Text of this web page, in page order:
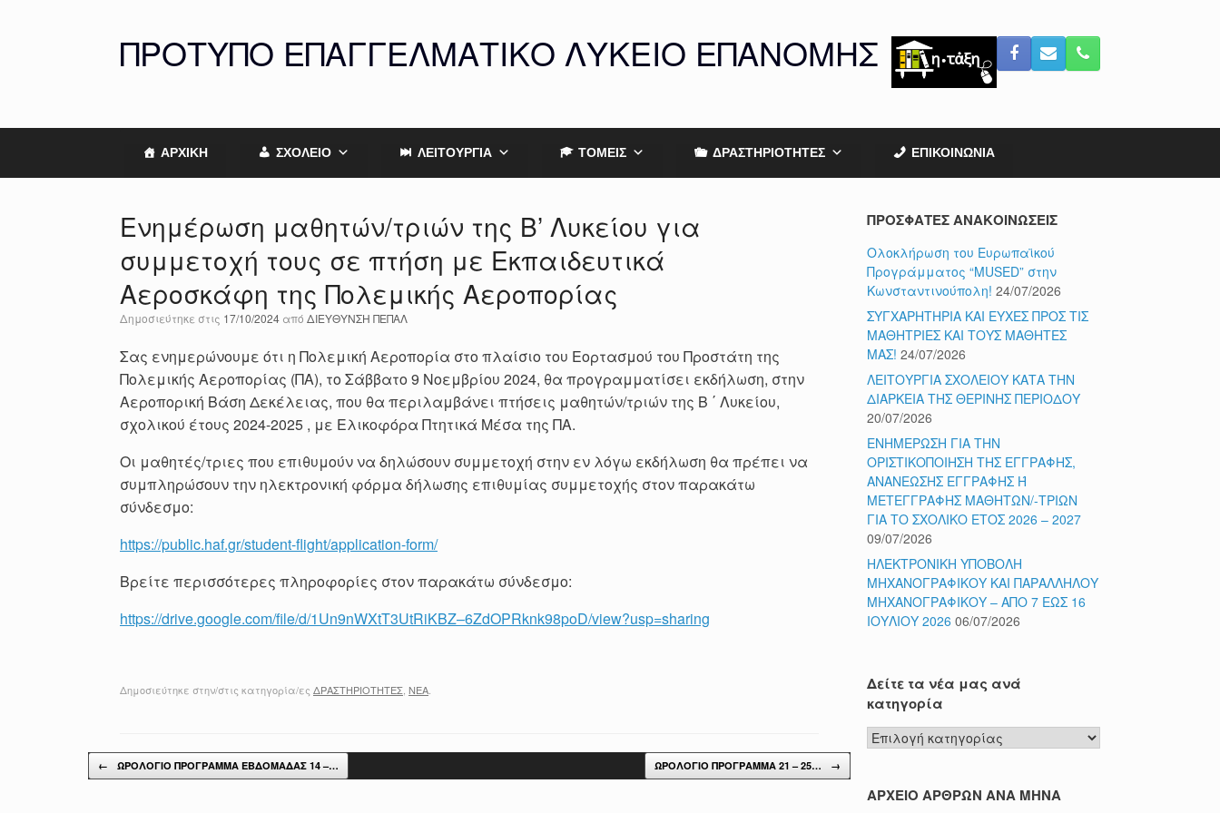
ΠΡΟΤΥΠΟ ΕΠΑΓΓΕΛΜΑΤΙΚΟ ΛΥΚΕΙΟ ΕΠΑΝΟΜΗΣ
ΑΡΧΙΚΗ ΣΧΟΛΕΙΟ ΛΕΙΤΟΥΡΓΙΑ ΤΟΜΕΙΣ ΔΡΑΣΤΗΡΙΟΤΗΤΕΣ ΕΠΙΚΟΙΝΩΝΙΑ
Ενημέρωση μαθητών/τριών της Β’ Λυκείου για
συμμετοχή τους σε πτήση με Εκπαιδευτικά
Αεροσκάφη της Πολεμικής Αεροπορίας
Δημοσιεύτηκε στις 17/10/2024 από ΔΙΕΥΘΥΝΣΗ ΠΕΠΑΛ
Σας ενημερώνουμε ότι η Πολεμική Αεροπορία στο πλαίσιο του Εορτασμού του Προστάτη της
Πολεμικής Αεροπορίας (ΠΑ), το Σάββατο 9 Νοεμβρίου 2024, θα προγραμματίσει εκδήλωση, στην
Αεροπορική Βάση Δεκέλειας, που θα περιλαμβάνει πτήσεις μαθητών/τριών της Β ΄ Λυκείου,
σχολικού έτους 2024-2025 , με Ελικοφόρα Πτητικά Μέσα της ΠΑ.
Οι μαθητές/τριες που επιθυμούν να δηλώσουν συμμετοχή στην εν λόγω εκδήλωση θα πρέπει να
συμπληρώσουν την ηλεκτρονική φόρμα δήλωσης επιθυμίας συμμετοχής στον παρακάτω
σύνδεσμο:
https://public.haf.gr/student-flight/application-form/
Βρείτε περισσότερες πληροφορίες στον παρακάτω σύνδεσμο:
https://drive.google.com/file/d/1Un9nWXtT3UtRiKBZ–6ZdOPRknk98poD/view?usp=sharing
Δημοσιεύτηκε στην/στις κατηγορία/ες ΔΡΑΣΤΗΡΙΟΤΗΤΕΣ ΝΕΑ
Post navigation
← ΩΡΟΛΟΓΙΟ ΠΡΟΓΡΑΜΜΑ ΕΒΔΟΜΑΔΑΣ 14 –… ΩΡΟΛΟΓΙΟ ΠΡΟΓΡΑΜΜΑ 21 – 25… →
ΠΡΟΣΦΑΤΕΣ ΑΝΑΚΟΙΝΩΣΕΙΣ
Ολοκλήρωση του Ευρωπαϊκού
Προγράμματος “MUSED” στην
Κωνσταντινούπολη! 24/07/2026
ΣΥΓΧΑΡΗΤΗΡΙΑ ΚΑΙ ΕΥΧΕΣ ΠΡΟΣ ΤΙΣ
ΜΑΘΗΤΡΙΕΣ ΚΑΙ ΤΟΥΣ ΜΑΘΗΤΕΣ
ΜΑΣ! 24/07/2026
ΛΕΙΤΟΥΡΓΙΑ ΣΧΟΛΕΙΟΥ ΚΑΤΑ ΤΗΝ
ΔΙΑΡΚΕΙΑ ΤΗΣ ΘΕΡΙΝΗΣ ΠΕΡΙΟΔΟΥ
20/07/2026
ΕΝΗΜΕΡΩΣΗ ΓΙΑ ΤΗΝ
ΟΡΙΣΤΙΚΟΠΟΙΗΣΗ ΤΗΣ ΕΓΓΡΑΦΗΣ,
ΑΝΑΝΕΩΣΗΣ ΕΓΓΡΑΦΗΣ Ή
ΜΕΤΕΓΓΡΑΦΗΣ ΜΑΘΗΤΩΝ/-ΤΡΙΩΝ
ΓΙΑ ΤΟ ΣΧΟΛΙΚΟ ΕΤΟΣ 2026 – 2027
09/07/2026
ΗΛΕΚΤΡΟΝΙΚΗ ΥΠΟΒΟΛΗ
ΜΗΧΑΝΟΓΡΑΦΙΚΟΥ ΚΑΙ ΠΑΡΑΛΛΗΛΟΥ
ΜΗΧΑΝΟΓΡΑΦΙΚΟΥ – ΑΠΟ 7 ΕΩΣ 16
ΙΟΥΛΙΟΥ 2026 06/07/2026
Δείτε τα νέα μας ανά
κατηγορία
Δείτε
τα
μας
ΑΡΧΕΙΟ ΑΡΘΡΩΝ ΑΝΑ ΜΗΝΑ